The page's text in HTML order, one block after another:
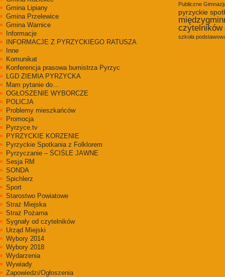
Gmina Lipiany
Gmina Przelewice
Gmina Warnice
Informacje
INFORMACJE Z PYRZYCKIEGO RATUSZA
Inne
Komunikat
Konferencja prasowa bumistrza Pyrzyc
LGD ZIEMIA PYRZYCKA
Mam pytanie do…
OGŁOSZENIE WYBORCZE
POLICJA
Problemy mieszkańców
Promocja
Pyrzyce.tv
PYRZYCKIE KORZENIE
Pyrzyckie Spotkania z Folklorem
Pyrzyczanie – ŚCIŚLE JAWNE
Sesja RM
SONDA
Spichlerz
Sport
Starostwo Powiatowe
Straż Miejska
Straż Pożarna
Sygnały od czytelników
Urząd Miejski
Wybory 2014
Wybory 2018
Wydarzenia
Wywiady
Zapowiedzi/Ogłoszenia
Publiczne
pyrzyckie
czytelników
szkoła